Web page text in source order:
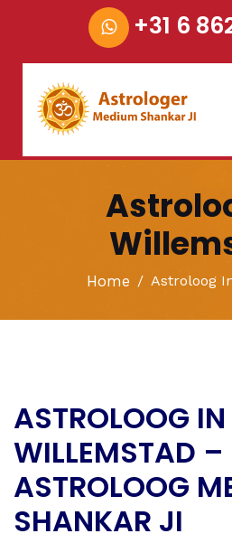
+31 6
Home Astroloog
ASTROLOOG IN
WILLEMSTAD –
ASTROLOOG
SHANKAR JI